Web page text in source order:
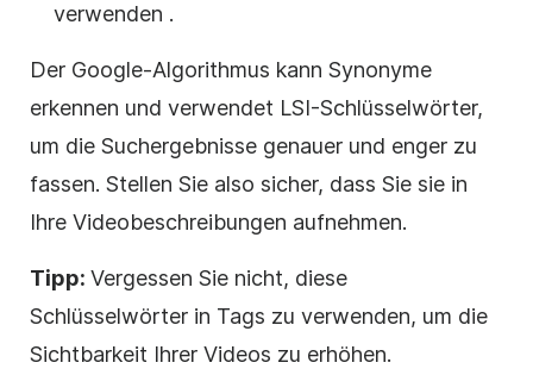
verwenden .
Der Google-Algorithmus kann Synonyme
erkennen und verwendet LSI-Schlüsselwörter,
um die Suchergebnisse genauer und enger zu
fassen. Stellen Sie also sicher, dass Sie sie in
Ihre Videobeschreibungen aufnehmen.
Tipp: Vergessen Sie nicht, diese
Schlüsselwörter in Tags zu verwenden, um die
Sichtbarkeit Ihrer Videos zu erhöhen.